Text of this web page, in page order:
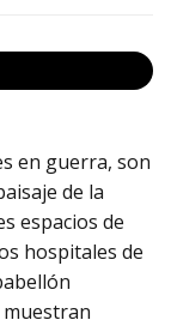
en guerra, son
de la
espacios de
hospitales de